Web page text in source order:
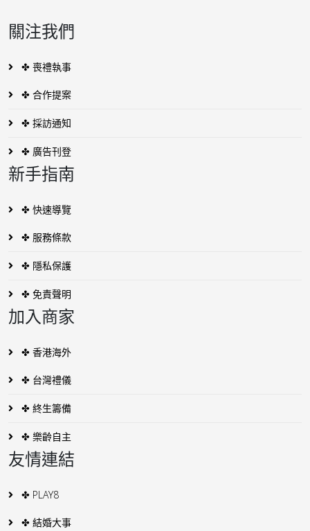
關注我們
✤ 喪禮執事
✤ 合作提案
✤ 採訪通知
✤ 廣告刊登
新手指南
✤ 快速導覽
✤ 服務條款
✤ 隱私保護
✤ 免責聲明
加入商家
✤ 香港海外
✤ 台灣禮儀
✤ 終生籌備
✤ 樂齡自主
友情連結
✤ PLAY8
✤ 結婚大事